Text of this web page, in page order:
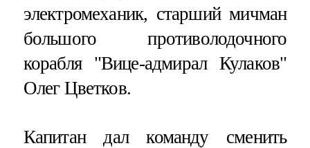
электромеханик, старший мичман
большого противолодочного
корабля "Вице-адмирал Кулаков"
Олег Цветков.
Капитан дал команду сменить